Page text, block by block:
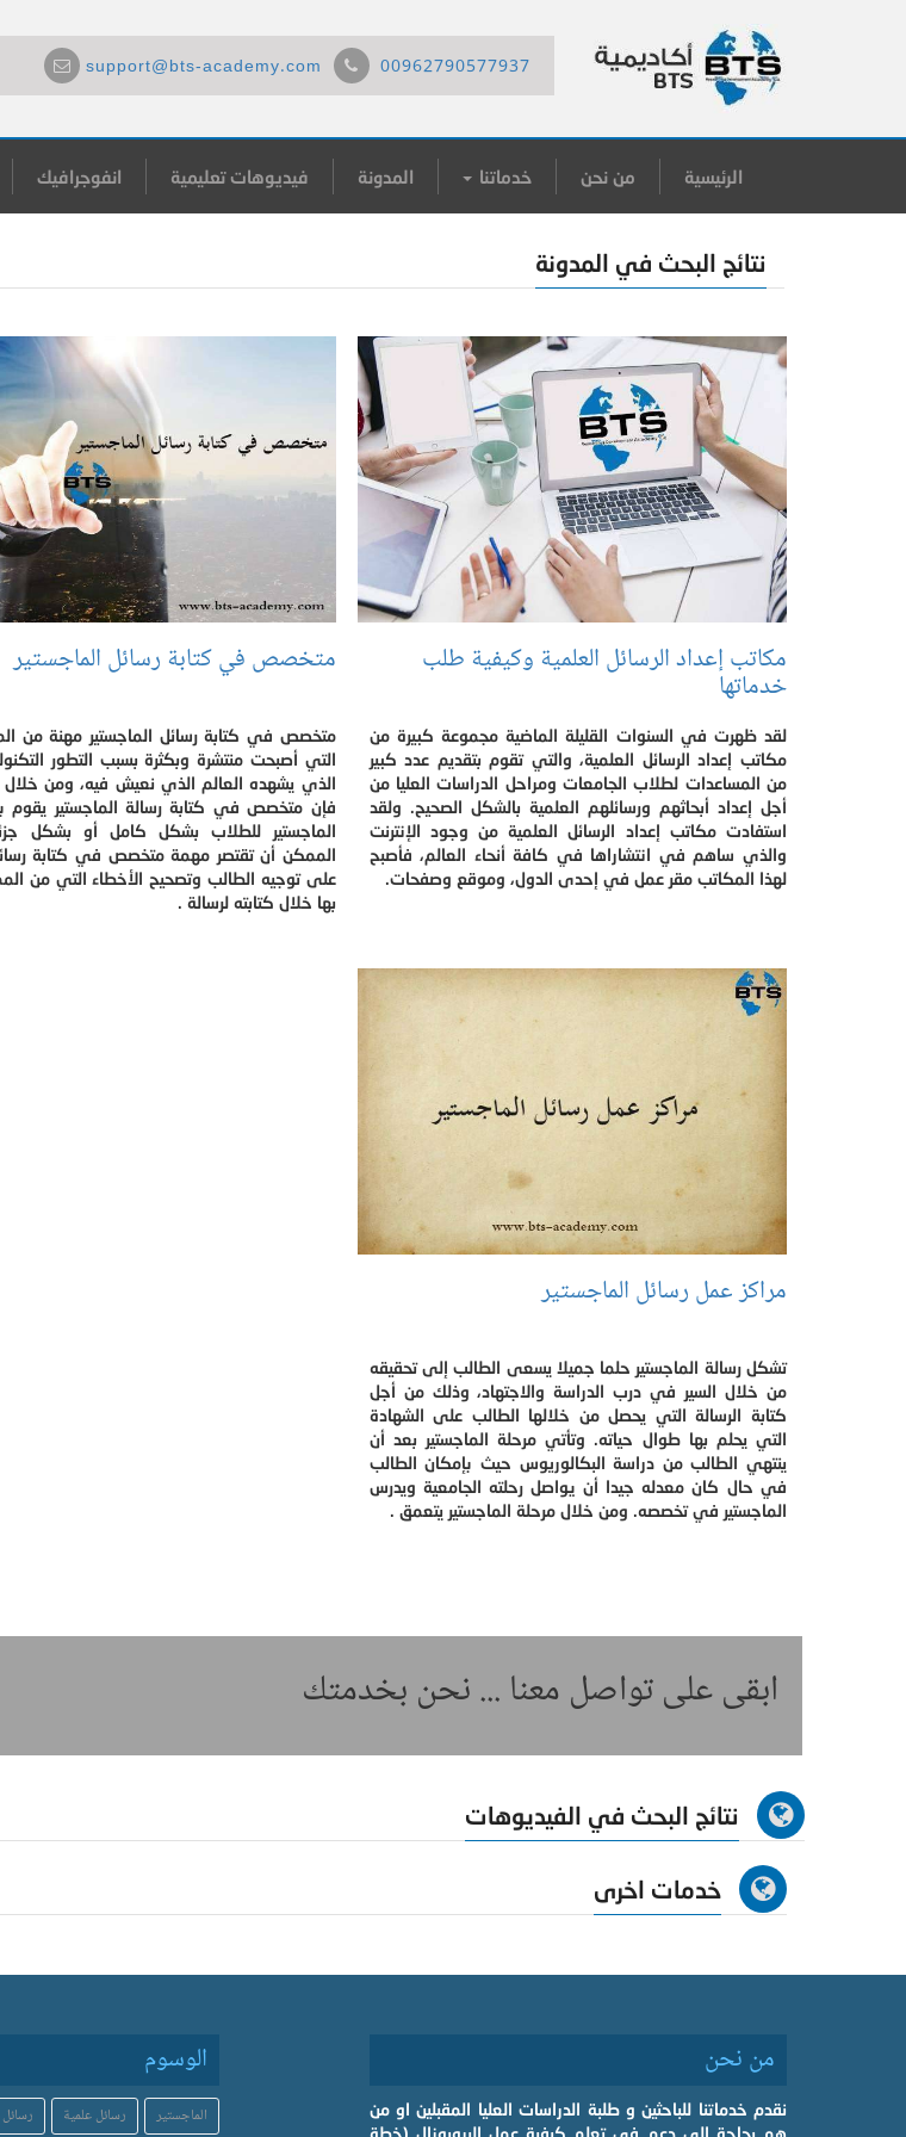
00962790577937
support@bts-academy.com
الرئيسية من نحن خدماتنا المدونة فيديوهات تعليمية انفوجرافيك
نتائج البحث في المدونة
مكاتب إعداد الرسائل العلمية وكيفية طلب
خدماتها
لقد ظهرت في السنوات القليلة الماضية مجموعة كبيرة من
مكاتب إعداد الرسائل العلمية، والتي تقوم بتقديم عدد كبير
من المساعدات لطلاب الجامعات ومراحل الدراسات العليا من
أجل إعداد أبحاثهم ورسائلهم العلمية بالشكل الصحيح. ولقد
استفادت مكاتب إعداد الرسائل العلمية من وجود الإنترنت
والذي ساهم في انتشاراها في كافة أنحاء العالم، فأصبح
لهذا المكاتب مقر عمل في إحدى الدول، وموقع وصفحات.
متخصص في كتابة رسائل الماجستير
متخصص في كتابة رسائل الماجستير مهنة من
التي أصبحت منتشرة وبكثرة بسبب التطور
الذي يشهده العالم الذي نعيش فيه، ومن خلال
فإن متخصص في كتابة رسالة الماجستير يقوم
الماجستير للطلاب بشكل كامل أو بشكل
الممكن أن تقتصر مهمة متخصص في كتابة
على توجيه الطالب وتصحيح الأخطاء التي من
بها خلال كتابته لرسالة .
مراكز عمل رسائل الماجستير
تشكل رسالة الماجستير حلما جميلا يسعى الطالب إلى تحقيقه
من خلال السير في درب الدراسة والاجتهاد، وذلك من أجل
كتابة الرسالة التي يحصل من خلالها الطالب على الشهادة
التي يحلم بها طوال حياته. وتأتي مرحلة الماجستير بعد أن
ينتهي الطالب من دراسة البكالوريوس حيث بإمكان الطالب
في حال كان معدله جيدا أن يواصل رحلته الجامعية ويدرس
الماجستير في تخصصه. ومن خلال مرحلة الماجستير يتعمق .
ابقى على تواصل معنا ... نحن بخدمتك
نتائج البحث في الفيديوهات
خدمات اخرى
من نحن
نقدم خدماتنا للباحثين و طلبة الدراسات العليا المقبلين او من
هم بحاجة الى دعم في تعلم كيفية عمل البروبوزال (خطة
الوسوم
الماجستير رسائل علمية